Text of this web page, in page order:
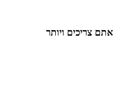
צריכים ויותר